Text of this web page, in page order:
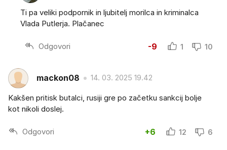
Ti pa veliki podpornik in ljubitelj morilca in kriminalca
Vlada Putlerja. Plačanec
Odgovori -9 1 10
mackon08 14. 03. 2025 19.42
Kakšen pritisk butalci, rusiji gre po začetku sankcij bolje
kot nikoli doslej.
Odgovori +6 12 6